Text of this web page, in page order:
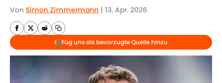
Von Simon Zimmermann | 13. Apr. 2026
Füg uns als bevorzugte Quelle hinzu